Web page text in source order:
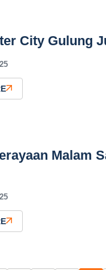
City Gulung
Malam